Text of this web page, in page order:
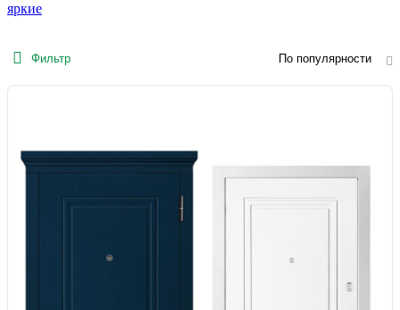
яркие
Фильтр По популярности